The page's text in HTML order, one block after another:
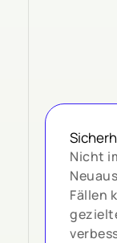
Nicht
Fällen